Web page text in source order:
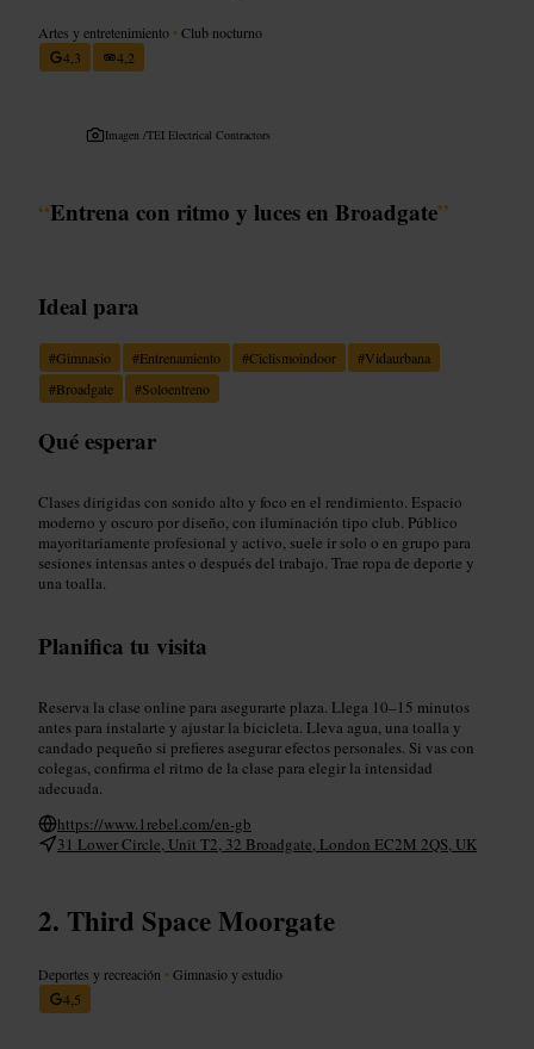
Artes y entretenimiento •Club nocturno
4,3
4,2
Imagen /TEI Electrical Contractors
“Entrena con ritmo y luces en Broadgate”
Ideal para
#Gimnasio #Entrenamiento #Ciclismoindoor #Vidaurbana
#Broadgate #Soloentreno
Qué esperar
Clases dirigidas con sonido alto y foco en el rendimiento. Espacio
moderno y oscuro por diseño, con iluminación tipo club. Público
mayoritariamente profesional y activo, suele ir solo o en grupo para
sesiones intensas antes o después del trabajo. Trae ropa de deporte y
una toalla.
Planifica tu visita
Reserva la clase online para asegurarte plaza. Llega 10–15 minutos
antes para instalarte y ajustar la bicicleta. Lleva agua, una toalla y
candado pequeño si prefieres asegurar efectos personales. Si vas con
colegas, confirma el ritmo de la clase para elegir la intensidad
adecuada.
https://www.1rebel.com/en-gb
31 Lower Circle, Unit T2, 32 Broadgate, London EC2M 2QS, UK
Third Space Moorgate
Deportes y recreación •Gimnasio y estudio
4,5